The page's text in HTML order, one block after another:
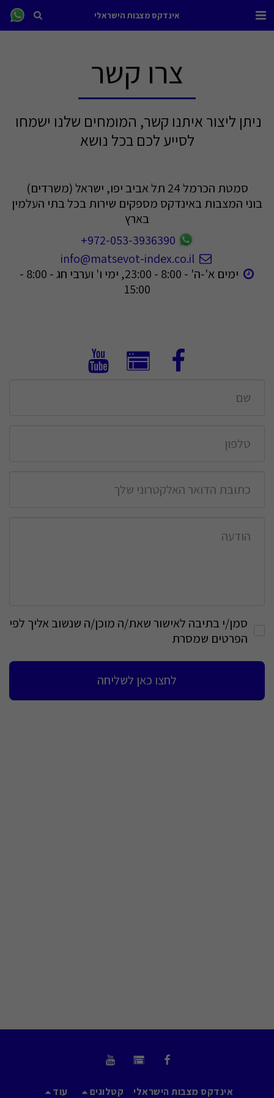
אינדקס מצבות הישראלי
צרו קשר
לסייע לכם בכל נושא
סמטת הכרמל 24 תל אביב יפו, ישראל (משרדים)
בוני המצבות באינדקס מספקים שירות בכל בתי העלמין
בארץ
+972-053-3936390
info@matsevot-index.co.il
15:00
סמן/י בתיבה לאישור שאת/ה מוכן/ה שנשוב אליך לפי
הפרטים שמסרת
לחצו כאן לשליחה
אינדקס מצבות הישראלי קטלוגים עוד